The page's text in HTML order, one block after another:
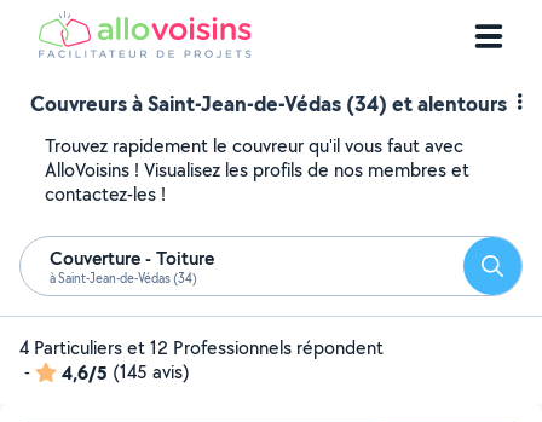
Couvreurs à Saint-Jean-de-Védas (34) et alentours
Trouvez rapidement le couvreur qu'il vous faut avec
AlloVoisins ! Visualisez les profils de nos membres et
contactez-les !
Couverture - Toiture
à Saint-Jean-de-Védas (34)
4 Particuliers et 12 Professionnels répondent
-
4,6/5 (145 avis)